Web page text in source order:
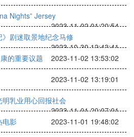
Nights” Jersey
2023-11-02 01:20:54
》剧迷取景地纪念马修
2023-10-30 12:43:41
的重要议题
2023-11-02 13:53:02
2023-11-02 13:19:01
乳业用心回报社会
2023-11-01 20:07:01
电影
2023-11-01 19:48:02